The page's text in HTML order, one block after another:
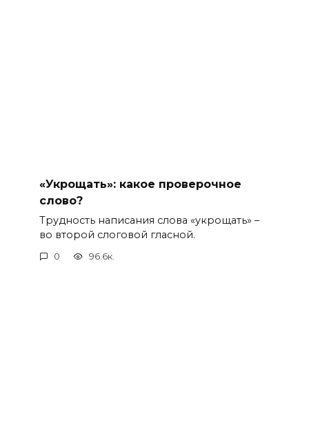
«Укрощать»: какое проверочное
слово?
Трудность написания слова «укрощать» –
во второй слоговой гласной.
0 96.6к.